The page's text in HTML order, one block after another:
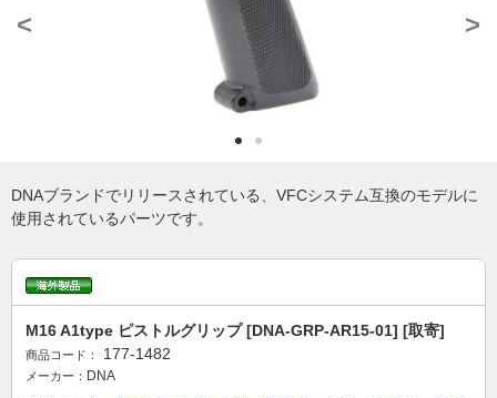
< >
DNAブランドでリリースされている、VFCシステム互換のモデルに
使用されているパーツです。
M16 A1type ピストルグリップ [DNA-GRP-AR15-01] [取寄]
商品コード： 177-1482
メーカー： DNA